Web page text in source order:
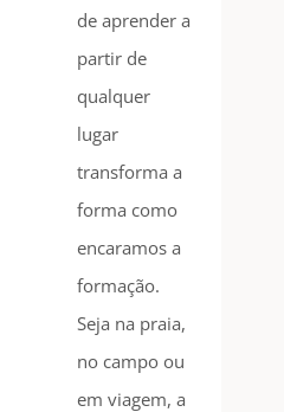
de aprender a
partir de
qualquer
lugar
transforma a
forma como
encaramos a
formação.
Seja na praia,
no campo ou
em viagem, a